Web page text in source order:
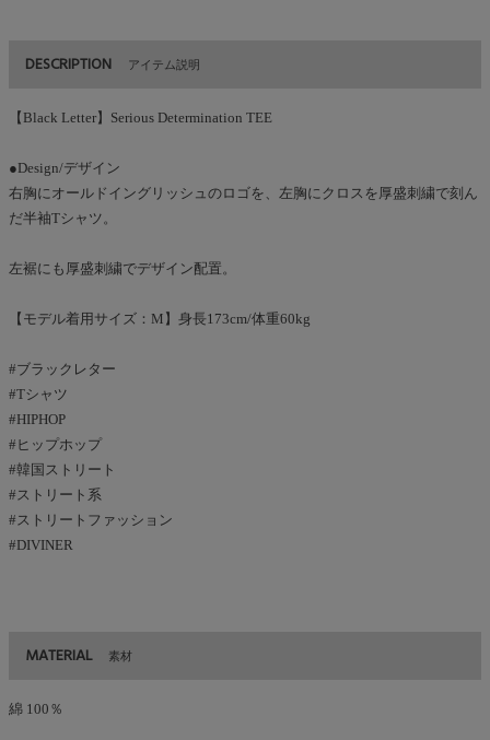
DESCRIPTION アイテム説明
【Black Letter】Serious Determination TEE
●Design/デザイン
右胸にオールドイングリッシュのロゴを、左胸にクロスを厚盛刺繍で刻ん
だ半袖Tシャツ。
左裾にも厚盛刺繍でデザイン配置。
【モデル着用サイズ：M】身長173cm/体重60kg
#ブラックレター
#Tシャツ
#HIPHOP
#ヒップホップ
#韓国ストリート
#ストリート系
#ストリートファッション
#DIVINER
MATERIAL 素材
綿 100％